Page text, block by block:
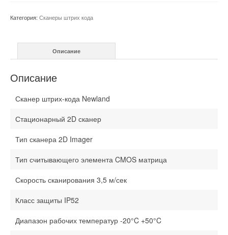
кода
Категория: Сканеры штрих кода
Описание
Описание
Сканер штрих-кода Newland
Стационарный 2D сканер
Тип сканера 2D Imager
Тип считывающего элемента CMOS матрица
Скорость сканирования 3,5 м/сек
Класс защиты IP52
Диапазон рабочих температур -20°C +50°C